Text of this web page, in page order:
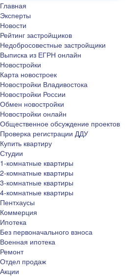
Главная
Эксперты
Новости
Рейтинг застройщиков
Недобросовестные застройщики
Выписка из ЕГРН онлайн
Новостройки
Карта новостроек
Новостройки Владивостока
Новостройки России
Обмен новостройки
Новостройки онлайн
Общественное обсуждение проектов
Проверка регистрации ДДУ
Купить квартиру
Студии
1-комнатные квартиры
2-комнатные квартиры
3-комнатные квартиры
4-комнатные квартиры
Пентхаусы
Коммерция
Ипотека
Без первоначального взноса
Военная ипотека
Ремонт
Отдел продаж
Акции